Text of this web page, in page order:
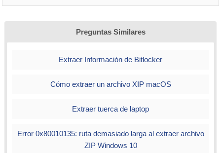
Preguntas Similares
Extraer Información de Bitlocker
Cómo extraer un archivo XIP macOS
Extraer tuerca de laptop
Error 0x80010135: ruta demasiado larga al extraer archivo
ZIP Windows 10